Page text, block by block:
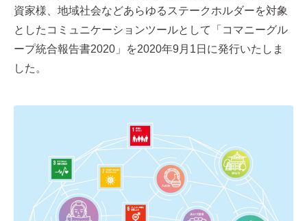
資家様、地域社会などあらゆるステークホルダーを対象
としたコミュニケーションツールとして「コマニーグル
ープ統合報告書2020」を2020年9月1日に発行いたしま
した。